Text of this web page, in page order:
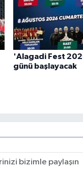
'Alagadi Fest
günü başlayacak